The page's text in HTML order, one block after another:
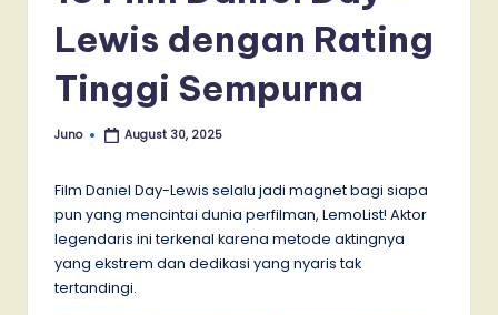
Lewis dengan Rating
Tinggi Sempurna
Posted
Juno August 30, 2025
Film Daniel Day-Lewis selalu jadi magnet bagi siapa
pun yang mencintai dunia perfilman, LemoList! Aktor
legendaris ini terkenal karena metode aktingnya
yang ekstrem dan dedikasi yang nyaris tak
tertandingi.